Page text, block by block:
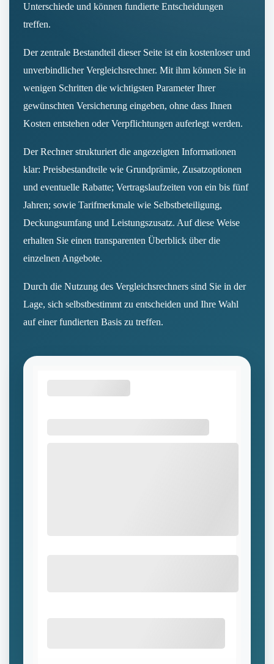
Unterschiede und können fundierte Entscheidungen
treffen.
Der zentrale Bestandteil dieser Seite ist ein kostenloser und
unverbindlicher Vergleichsrechner. Mit ihm können Sie in
wenigen Schritten die wichtigsten Parameter Ihrer
gewünschten Versicherung eingeben, ohne dass Ihnen
Kosten entstehen oder Verpflichtungen auferlegt werden.
Der Rechner strukturiert die angezeigten Informationen
klar: Preisbestandteile wie Grundprämie, Zusatzoptionen
und eventuelle Rabatte; Vertragslaufzeiten von ein bis fünf
Jahren; sowie Tarifmerkmale wie Selbstbeteiligung,
Deckungsumfang und Leistungszusatz. Auf diese Weise
erhalten Sie einen transparenten Überblick über die
einzelnen Angebote.
Durch die Nutzung des Vergleichsrechners sind Sie in der
Lage, sich selbstbestimmt zu entscheiden und Ihre Wahl
auf einer fundierten Basis zu treffen.